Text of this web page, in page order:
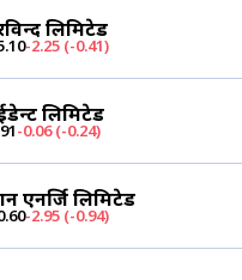
लिमिटेड
-2.25 (-0.41)
लिमिटेड
-0.06 (-0.24)
एनर्जि लिमिटेड
-2.95 (-0.94)